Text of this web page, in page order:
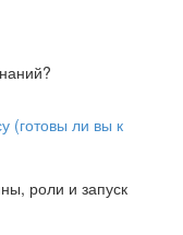
(готовы ли вы к
роли и запуск